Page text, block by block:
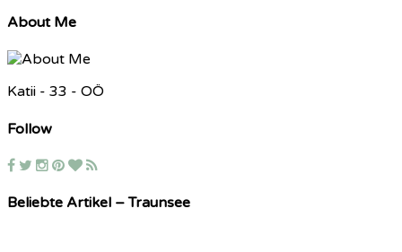
About Me
Katii - 33 - OÖ
Follow
Beliebte Artikel – Traunsee